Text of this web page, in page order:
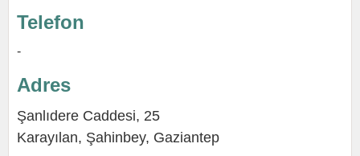
Telefon
-
Adres
Şanlıdere Caddesi, 25
Karayılan, Şahinbey, Gaziantep